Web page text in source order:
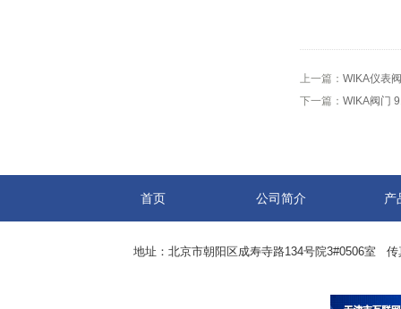
上一篇： WIKA仪表
下一篇： WIKA阀门
首页 公司简介 产
地址：北京市朝阳区成寿寺路134号院3#0506室